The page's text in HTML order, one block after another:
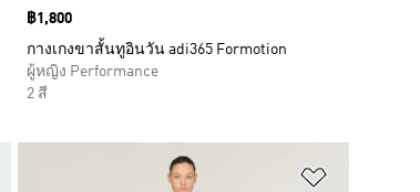
Price
฿1,800
กางเกงขาสั้นทูอินวัน adi365 Formotion
ผู้หญิง Performance
2 สี
เพิ่มไปยังรายการสินค้าโปรด